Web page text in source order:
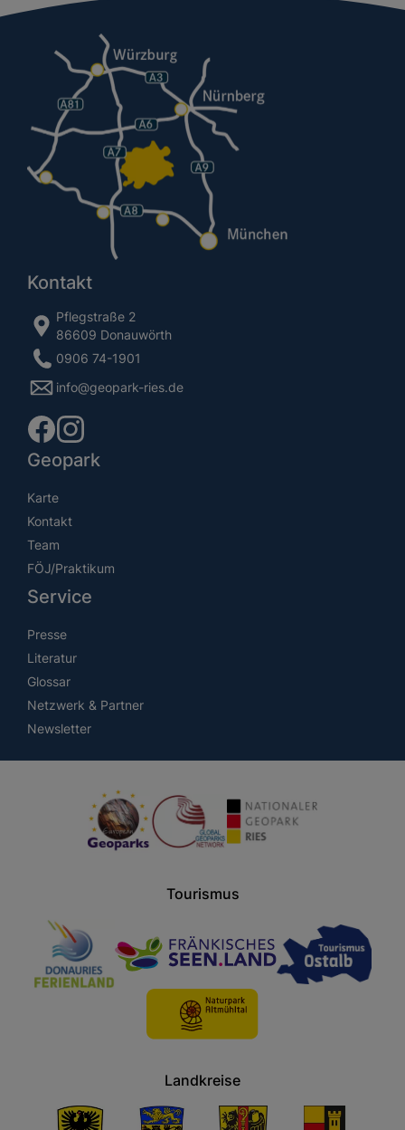
Kontakt
Pflegstraße 2
86609 Donauwörth
0906 74-1901
info@geopark-ries.de
Geopark
Karte
Kontakt
Team
FÖJ/Praktikum
Service
Presse
Literatur
Glossar
Netzwerk & Partner
Newsletter
Tourismus
Landkreise